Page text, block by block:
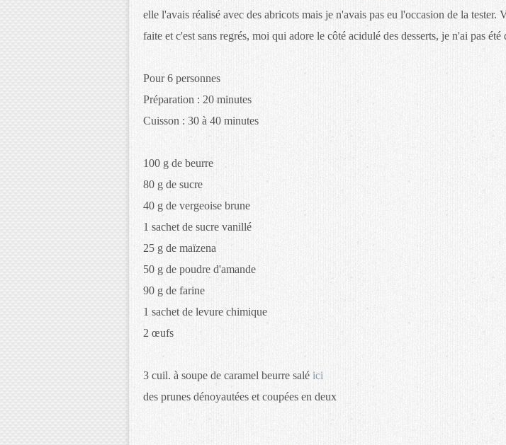
elle l'avais réalisé avec des abricots mais je n'avais pas eu l'occasion de la tester.
faite et c'est sans regrés, moi qui adore le côté acidulé des desserts, je n'ai pas été
Pour 6 personnes
Préparation : 20 minutes
Cuisson : 30 à 40 minutes
100 g de beurre
80 g de sucre
40 g de vergeoise brune
1 sachet de sucre vanillé
25 g de maïzena
50 g de poudre d'amande
90 g de farine
1 sachet de levure chimique
2 œufs
3 cuil. à soupe de caramel beurre salé ici
des prunes dénoyautées et coupées en deux